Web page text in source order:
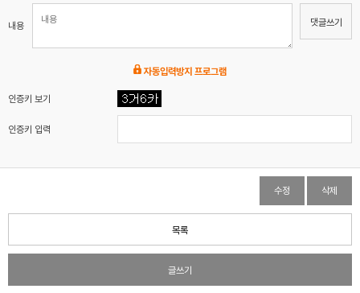
내용 댓글쓰기
자동입력방지 프로그램
인증키 보기
인증키 입력
수정 삭제
목록
글쓰기